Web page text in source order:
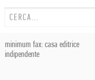
minimum fax: casa editrice
indipendente